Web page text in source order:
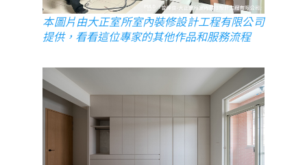
本圖片由大正室所室內裝修設計工程有限公司
提供，看看這位專家的其他作品和服務流程